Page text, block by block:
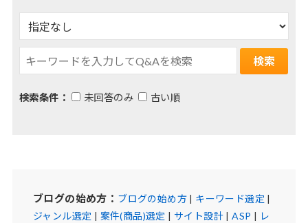
検索条件： 未回答のみ 古い順
ブログの始め方： ブログの始め方| キーワード選定 |
ジャンル選定 | 案件(商品)選定 | サイト設計|ASP | レ